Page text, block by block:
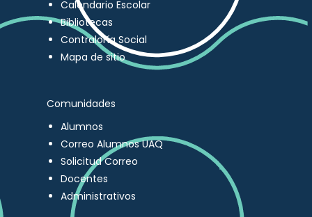
Calendario Escolar
Bibliotecas
Contraloría Social
Mapa de sitio
Comunidades
Alumnos
Correo Alumnos UAQ
Solicitud Correo
Docentes
Administrativos